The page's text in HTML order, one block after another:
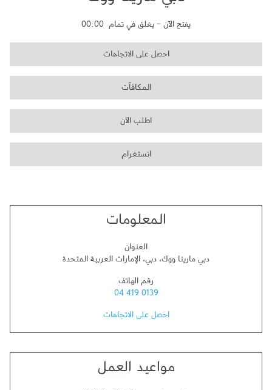
يفتح الآن - يغلق في تمام 00:00
احصل على الاتجاهات
المكافآت
اطلب الآن
انستغرام
المعلومات
العنوان
دبي مارينا ووك، دبي، الإمارات العربية المتحدة
رقم الهاتف
04 419 0139
احصل على الاتجاهات
مواعيد العمل